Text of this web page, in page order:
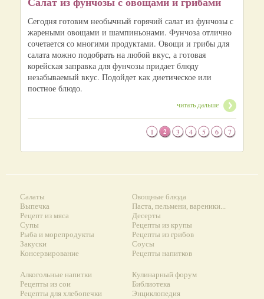
Сегодня готовим необычный горячий салат из фунчозы с
жареными овощами и шампиньонами. Фунчоза отлично
сочетается со многими продуктами. Овощи и грибы для
салата можно подобрать на любой вкус, а готовая
корейская заправка для фунчозы придает блюду
незабываемый вкус. Подойдет как диетическое или
постное блюдо.
читать дальше
1 2 3 4 5 6 7
Салаты
Выпечка
Рецепт из мяса
Супы
Рыба и морепродукты
Закуски
Консервирование
Овощные блюда
Паста, пельмени, вареники...
Десерты
Рецепты из крупы
Рецепты из грибов
Соусы
Рецепты напитков
Алкогольные напитки
Рецепты из сои
Рецепты для хлебопечки
Кулинарный форум
Библиотека
Энциклопедия